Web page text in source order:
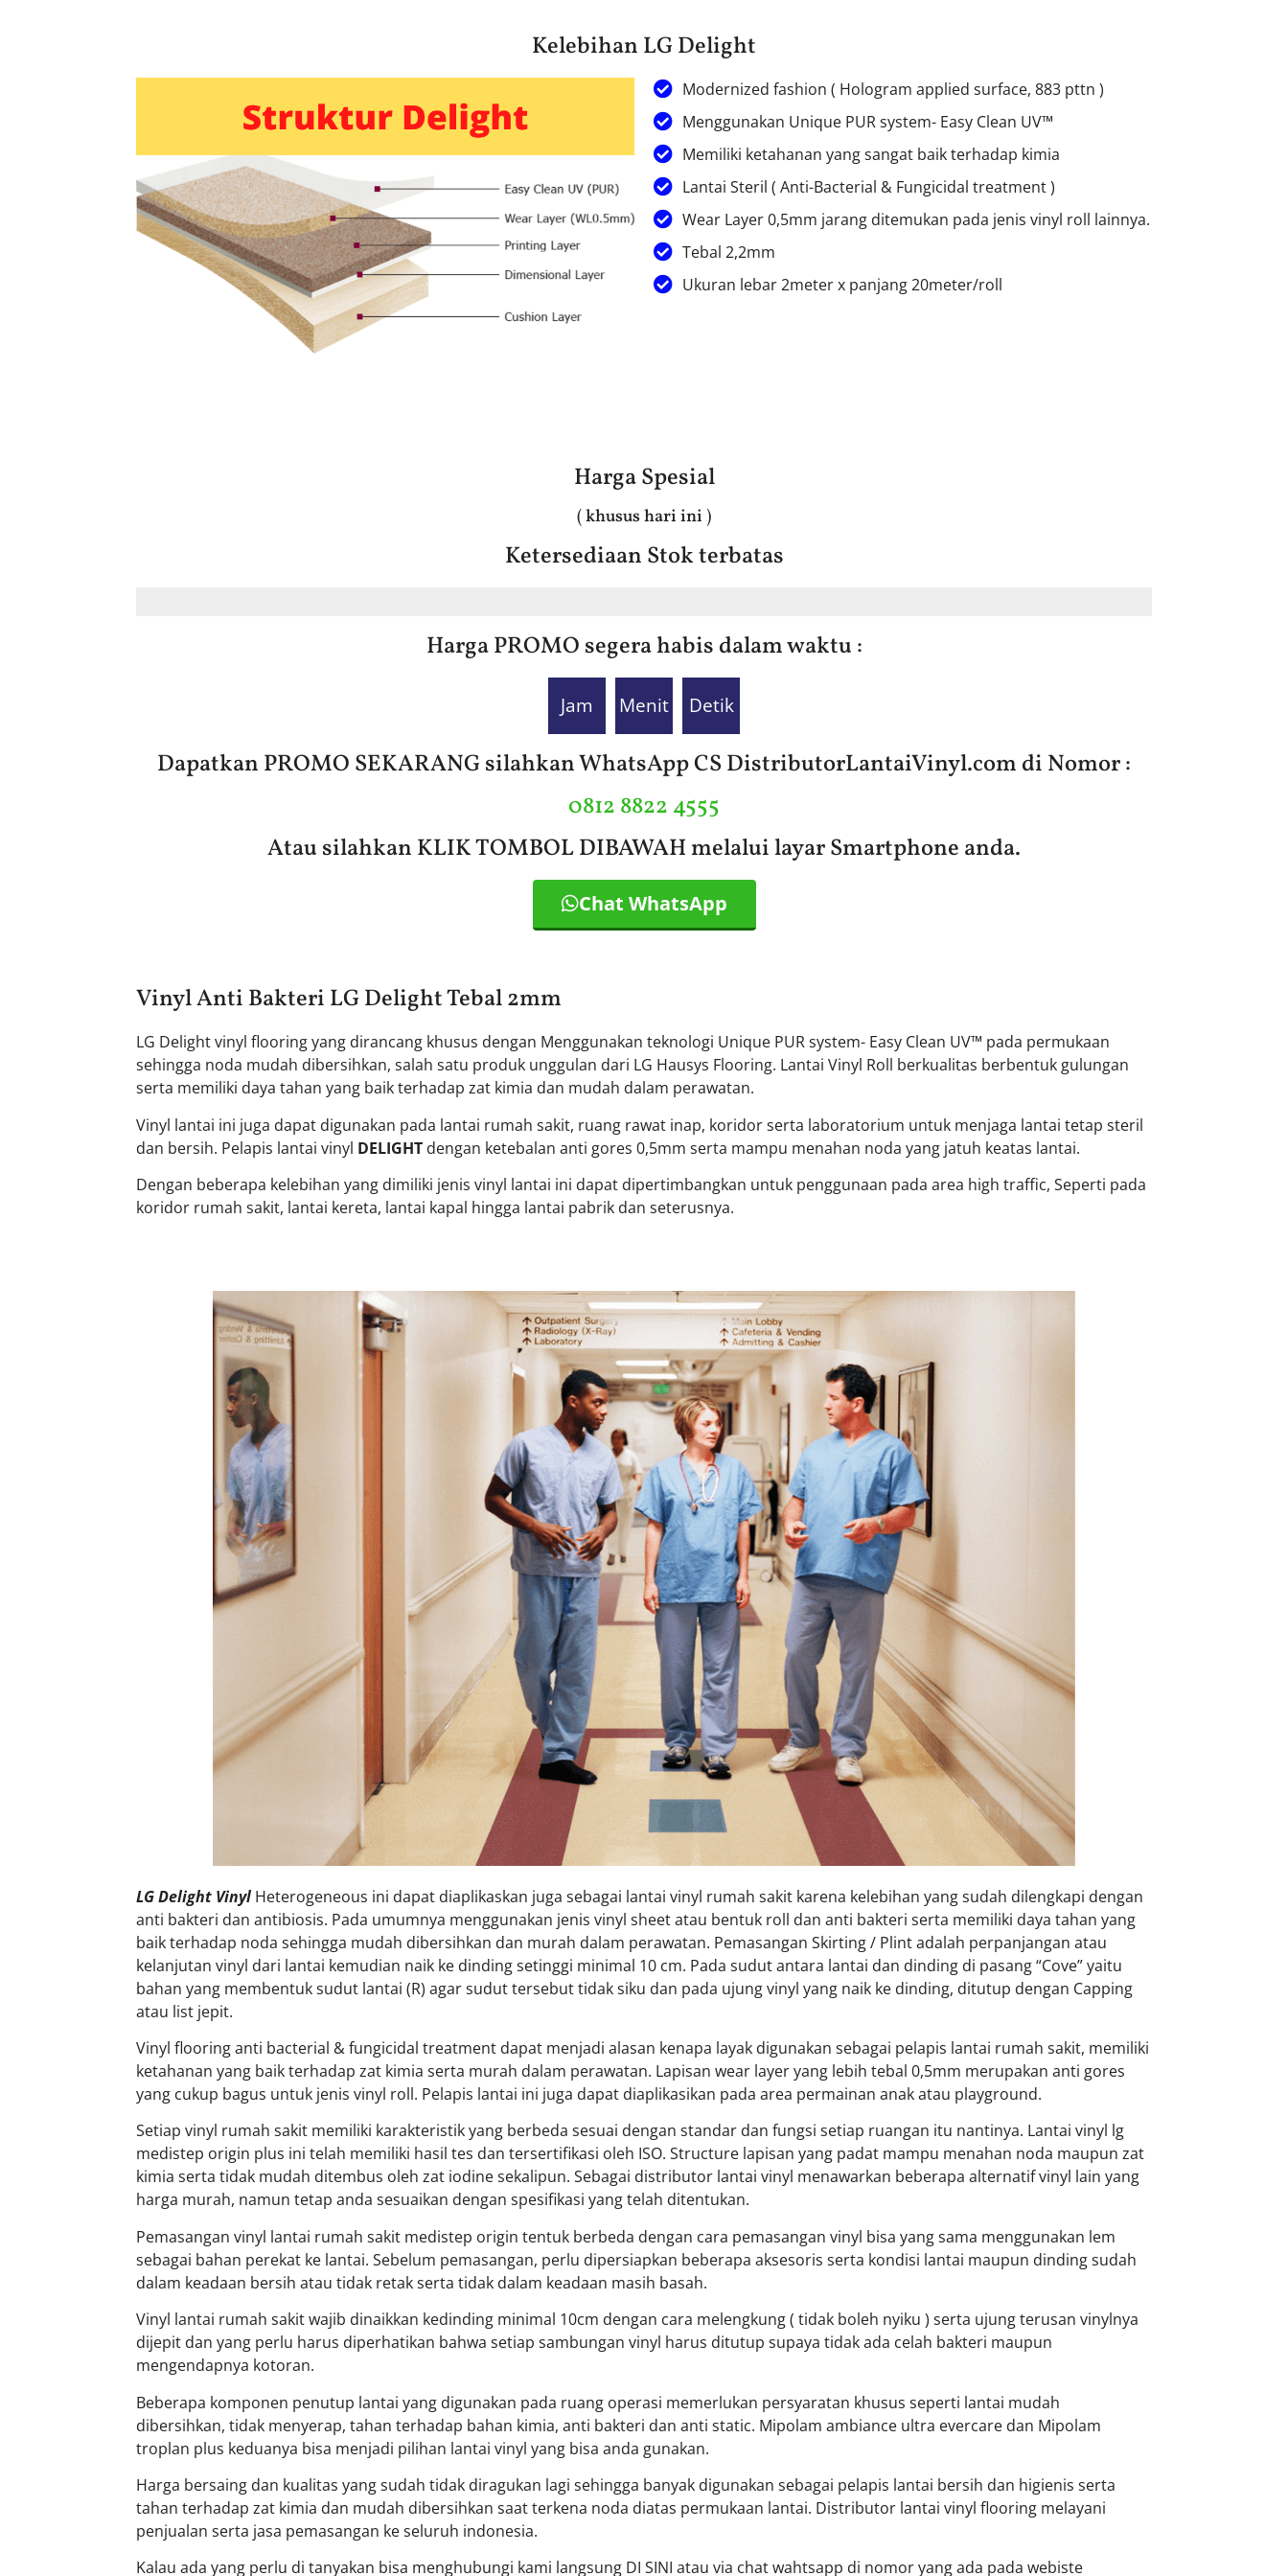
Kelebihan LG Delight
Modernized fashion ( Hologram applied surface, 883 pttn )
Menggunakan Unique PUR system- Easy Clean UV™
Memiliki ketahanan yang sangat baik terhadap kimia
Lantai Steril ( Anti-Bacterial & Fungicidal treatment )
Wear Layer 0,5mm jarang ditemukan pada jenis vinyl roll lainnya.
Tebal 2,2mm
Ukuran lebar 2meter x panjang 20meter/roll
Harga Spesial
( khusus hari ini )
Ketersediaan Stok terbatas
Harga PROMO segera habis dalam waktu :
Jam Menit Detik
Dapatkan PROMO SEKARANG silahkan WhatsApp CS DistributorLantaiVinyl.com di Nomor :
0812 8822 4555
Atau silahkan KLIK TOMBOL DIBAWAH melalui layar Smartphone anda.
Chat WhatsApp
Vinyl Anti Bakteri LG Delight Tebal 2mm
LG Delight vinyl flooring yang dirancang khusus dengan Menggunakan teknologi Unique PUR system- Easy Clean UV™ pada permukaan
sehingga noda mudah dibersihkan, salah satu produk unggulan dari LG Hausys Flooring. Lantai Vinyl Roll berkualitas berbentuk gulungan
serta memiliki daya tahan yang baik terhadap zat kimia dan mudah dalam perawatan.
Vinyl lantai ini juga dapat digunakan pada lantai rumah sakit, ruang rawat inap, koridor serta laboratorium untuk menjaga lantai tetap steril
dan bersih. Pelapis lantai vinyl DELIGHT dengan ketebalan anti gores 0,5mm serta mampu menahan noda yang jatuh keatas lantai.
Dengan beberapa kelebihan yang dimiliki jenis vinyl lantai ini dapat dipertimbangkan untuk penggunaan pada area high traffic, Seperti pada
koridor rumah sakit, lantai kereta, lantai kapal hingga lantai pabrik dan seterusnya.
LG Delight VinylHeterogeneous ini dapat diaplikaskan juga sebagai lantai vinyl rumah sakit karena kelebihan yang sudah dilengkapi dengan
anti bakteri dan antibiosis. Pada umumnya menggunakan jenis vinyl sheet atau bentuk roll dan anti bakteri serta memiliki daya tahan yang
baik terhadap noda sehingga mudah dibersihkan dan murah dalam perawatan. Pemasangan Skirting / Plint adalah perpanjangan atau
kelanjutan vinyl dari lantai kemudian naik ke dinding setinggi minimal 10 cm. Pada sudut antara lantai dan dinding di pasang “Cove” yaitu
bahan yang membentuk sudut lantai (R) agar sudut tersebut tidak siku dan pada ujung vinyl yang naik ke dinding, ditutup dengan Capping
atau list jepit.
Vinyl flooring anti bacterial & fungicidal treatment dapat menjadi alasan kenapa layak digunakan sebagai pelapis lantai rumah sakit, memiliki
ketahanan yang baik terhadap zat kimia serta murah dalam perawatan. Lapisan wear layer yang lebih tebal 0,5mm merupakan anti gores
yang cukup bagus untuk jenis vinyl roll. Pelapis lantai ini juga dapat diaplikasikan pada area permainan anak atau playground.
Setiap vinyl rumah sakit memiliki karakteristik yang berbeda sesuai dengan standar dan fungsi setiap ruangan itu nantinya. Lantai vinyl lg
medistep origin plus ini telah memiliki hasil tes dan tersertifikasi oleh ISO. Structure lapisan yang padat mampu menahan noda maupun zat
kimia serta tidak mudah ditembus oleh zat iodine sekalipun. Sebagai distributor lantai vinyl menawarkan beberapa alternatif vinyl lain yang
harga murah, namun tetap anda sesuaikan dengan spesifikasi yang telah ditentukan.
Pemasangan vinyl lantai rumah sakit medistep origin tentuk berbeda dengan cara pemasangan vinyl bisa yang sama menggunakan lem
sebagai bahan perekat ke lantai. Sebelum pemasangan, perlu dipersiapkan beberapa aksesoris serta kondisi lantai maupun dinding sudah
dalam keadaan bersih atau tidak retak serta tidak dalam keadaan masih basah.
Vinyl lantai rumah sakit wajib dinaikkan kedinding minimal 10cm dengan cara melengkung ( tidak boleh nyiku ) serta ujung terusan vinylnya
dijepit dan yang perlu harus diperhatikan bahwa setiap sambungan vinyl harus ditutup supaya tidak ada celah bakteri maupun
mengendapnya kotoran.
Beberapa komponen penutup lantai yang digunakan pada ruang operasi memerlukan persyaratan khusus seperti lantai mudah
dibersihkan, tidak menyerap, tahan terhadap bahan kimia, anti bakteri dan anti static. Mipolam ambiance ultra evercare dan Mipolam
troplan plus keduanya bisa menjadi pilihan lantai vinyl yang bisa anda gunakan.
Harga bersaing dan kualitas yang sudah tidak diragukan lagi sehingga banyak digunakan sebagai pelapis lantai bersih dan higienis serta
tahan terhadap zat kimia dan mudah dibersihkan saat terkena noda diatas permukaan lantai. Distributor lantai vinyl flooring melayani
penjualan serta jasa pemasangan ke seluruh indonesia.
Kalau ada yang perlu di tanyakan bisa menghubungi kami langsung DI SINI atau via chat wahtsapp di nomor yang ada pada webiste